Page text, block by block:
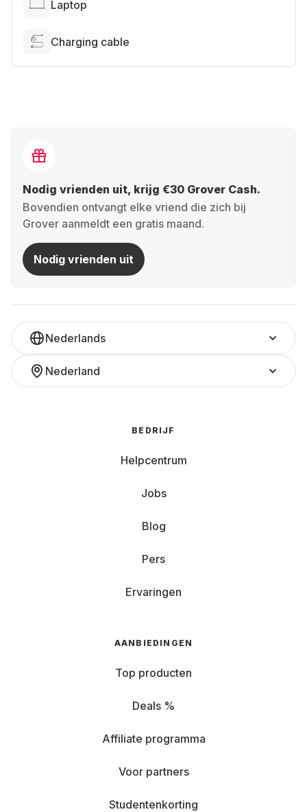
Laptop
Charging cable
Nodig vrienden uit, krijg €30 Grover Cash.
Bovendien ontvangt elke vriend die zich bij
Grover aanmeldt een gratis maand.
Nodig vrienden uit
Nederlands
Nederland
BEDRIJF
Helpcentrum
Jobs
Blog
Pers
Ervaringen
AANBIEDINGEN
Top producten
Deals %
Affiliate programma
Voor partners
Studentenkorting